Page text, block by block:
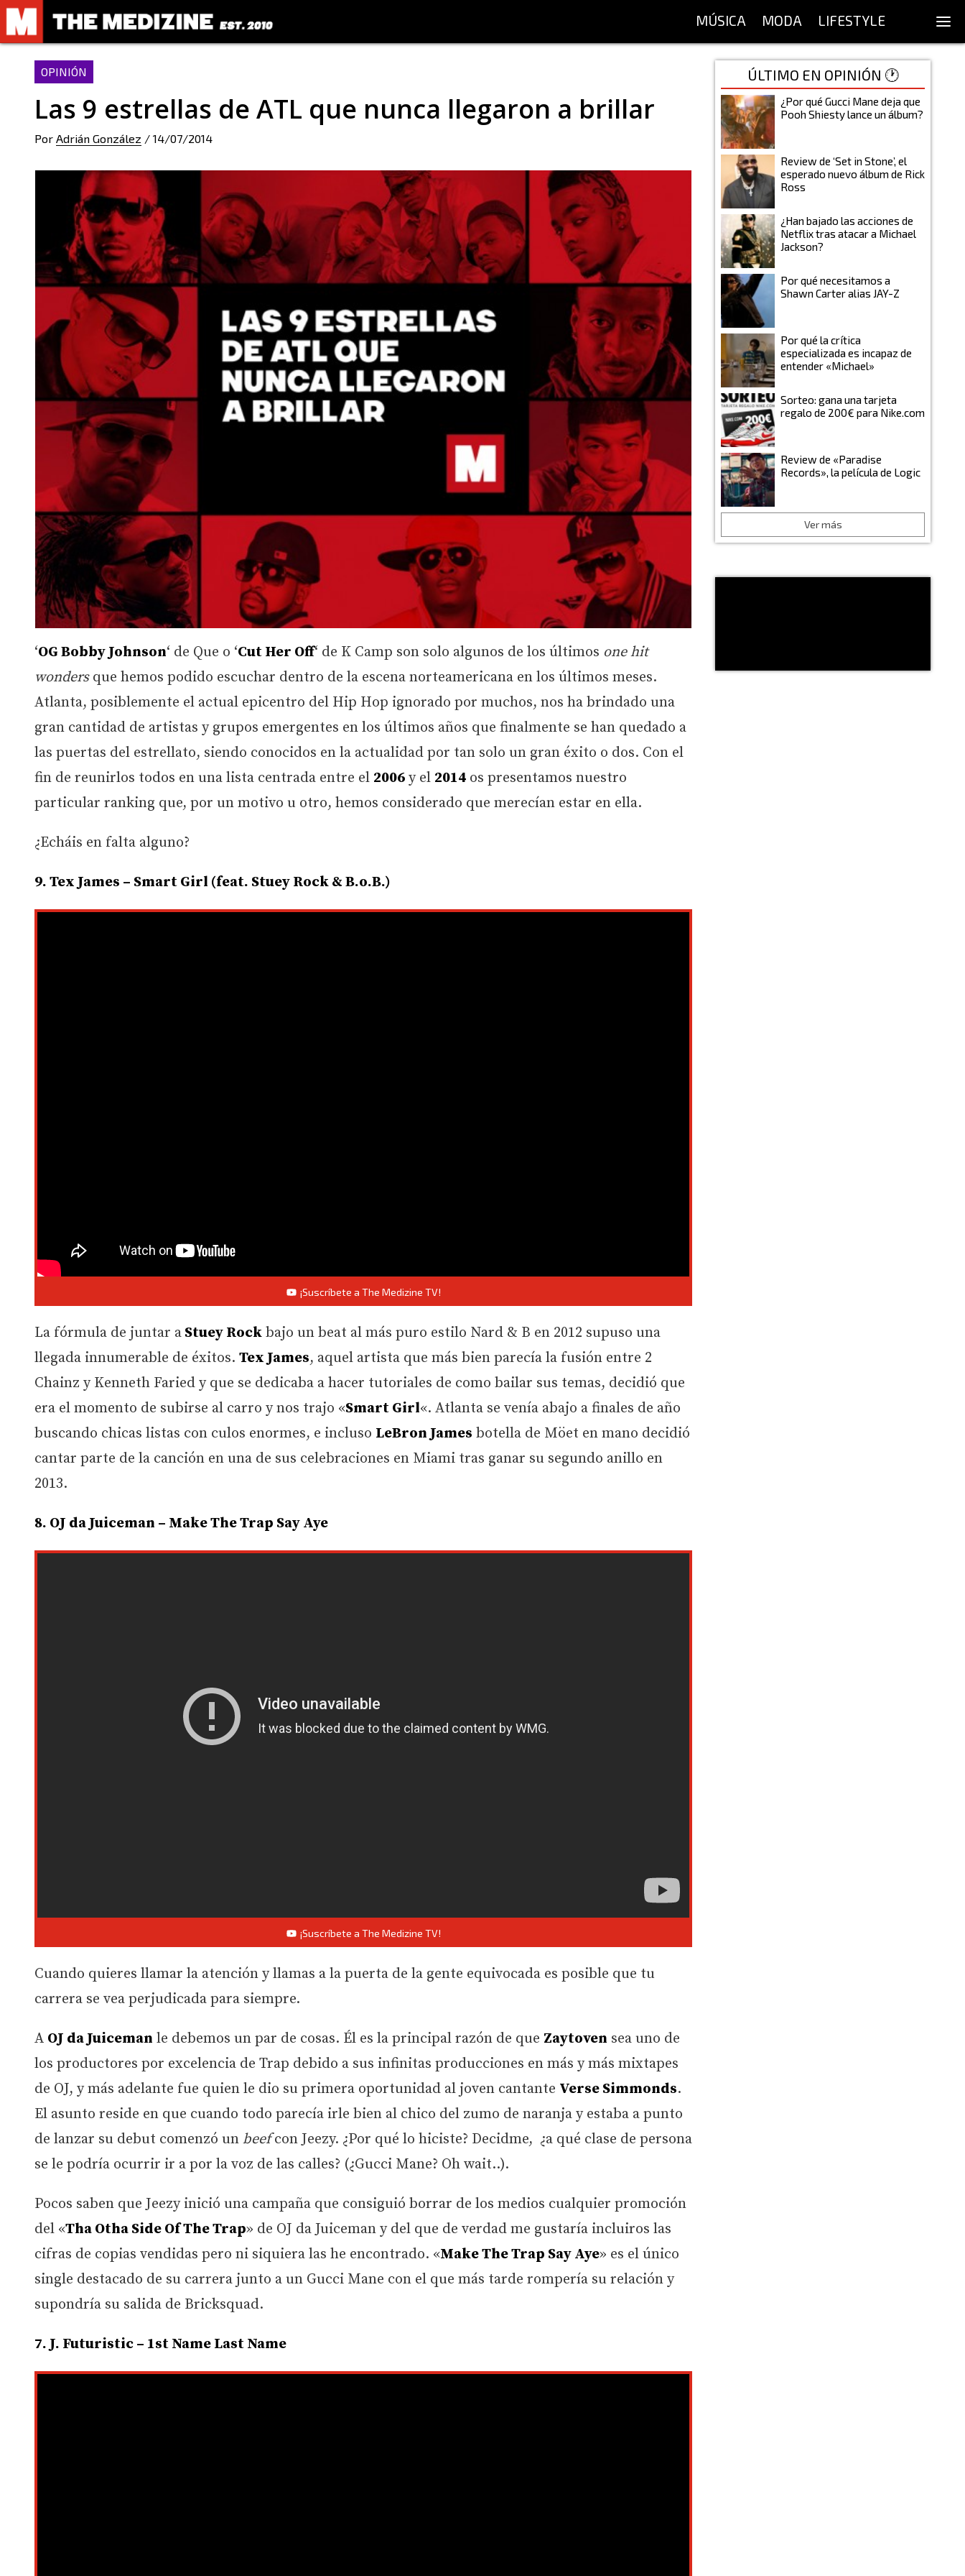
MÚSICA MODA LIFESTYLE
OPINIÓN
Las 9 estrellas de ATL que nunca llegaron a brillar
Por Adrián González / 14/07/2014
‘OG Bobby Johnson‘ de Que o ‘Cut Her Off‘ de K Camp son solo algunos de los últimos one hit
wondersque hemos podido escuchar dentro de la escena norteamericana en los últimos meses.
Atlanta, posiblemente el actual epicentro del Hip Hop ignorado por muchos, nos ha brindado una
gran cantidad de artistas y grupos emergentes en los últimos años que finalmente se han quedado a
las puertas del estrellato, siendo conocidos en la actualidad por tan solo un gran éxito o dos. Con el
fin de reunirlos todos en una lista centrada entre el 2006 y el 2014 os presentamos nuestro
particular ranking que, por un motivo u otro, hemos considerado que merecían estar en ella.
¿Echáis en falta alguno?
9. Tex James – Smart Girl (feat. Stuey Rock & B.o.B.)
¡Suscríbete a The Medizine TV!
La fórmula de juntar a Stuey Rock bajo un beat al más puro estilo Nard & B en 2012 supuso una
llegada innumerable de éxitos. Tex James, aquel artista que más bien parecía la fusión entre 2
Chainz y Kenneth Faried y que se dedicaba a hacer tutoriales de como bailar sus temas, decidió que
era el momento de subirse al carro y nos trajo «Smart Girl«. Atlanta se venía abajo a finales de año
buscando chicas listas con culos enormes, e incluso LeBron James botella de Möet en mano decidió
cantar parte de la canción en una de sus celebraciones en Miami tras ganar su segundo anillo en
2013.
8. OJ da Juiceman – Make The Trap Say Aye
¡Suscríbete a The Medizine TV!
Cuando quieres llamar la atención y llamas a la puerta de la gente equivocada es posible que tu
carrera se vea perjudicada para siempre.
A OJ da Juiceman le debemos un par de cosas. Él es la principal razón de que Zaytoven sea uno de
los productores por excelencia de Trap debido a sus infinitas producciones en más y más mixtapes
de OJ, y más adelante fue quien le dio su primera oportunidad al joven cantante Verse Simmonds.
El asunto reside en que cuando todo parecía irle bien al chico del zumo de naranja y estaba a punto
de lanzar su debut comenzó un beefcon Jeezy. ¿Por qué lo hiciste? Decidme, ¿a qué clase de persona
se le podría ocurrir ir a por la voz de las calles? (¿Gucci Mane? Oh wait..).
Pocos saben que Jeezy inició una campaña que consiguió borrar de los medios cualquier promoción
del «Tha Otha Side Of The Trap» de OJ da Juiceman y del que de verdad me gustaría incluiros las
cifras de copias vendidas pero ni siquiera las he encontrado. «Make The Trap Say Aye» es el único
single destacado de su carrera junto a un Gucci Mane con el que más tarde rompería su relación y
supondría su salida de Bricksquad.
7. J. Futuristic – 1st Name Last Name
ÚLTIMO EN OPINIÓN 🕐
¿Por qué Gucci Mane deja que
Pooh Shiesty lance un álbum?
Review de ‘Set in Stone’, el
esperado nuevo álbum de Rick
Ross
¿Han bajado las acciones de
Netflix tras atacar a Michael
Jackson?
Por qué necesitamos a
Shawn Carter alias JAY-Z
Por qué la crítica
especializada es incapaz de
entender «Michael»
Sorteo: gana una tarjeta
regalo de 200€ para Nike.com
Review de «Paradise
Records», la película de Logic
Ver más